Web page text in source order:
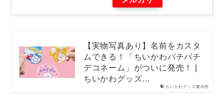
ちいかわグッズ案内所
【実物写真あり】名前をカスタ
ムできる！「ちいかわパチパチ
デコネーム」がついに発売！ |
ちいかわグッズ…